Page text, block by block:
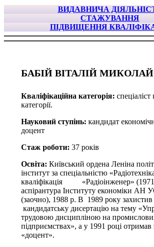
ВИДАВНИЧА
СТАЖУВАННЯ
ПІДВИЩЕННЯ
БАБІЙ ВІТАЛІЙ
Кваліфікаційна категорія:
категорії.
Науковий ступінь: кандидат
доцент
Стаж роботи: 37 років
Освіта: Київський ордена Леніна
інститут за спеціальністю
кваліфікація «Радіоінженер»
аспірантура Інституту економіки АН
(заочно), 1988 р. В 1989 року захистив
кандидатську дисертацію на тему
трудовою дисципліною на
підприємствах», а у 1991 році отримав
«доцент».